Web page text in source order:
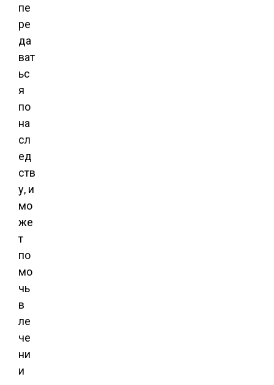
пе
ре
да
ват
ьс
я
по
на
сл
ед
ств
у, и
мо
же
т
по
мо
чь
в
ле
че
ни
и